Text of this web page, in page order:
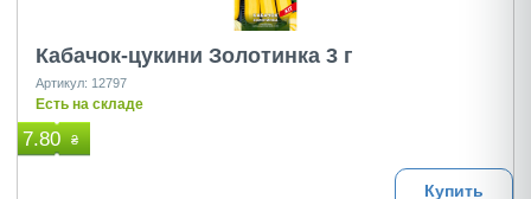
Кабачок-цукини Золотинка 3 г
Артикул: 12797
Есть на складе
7.80 ₴
Купить